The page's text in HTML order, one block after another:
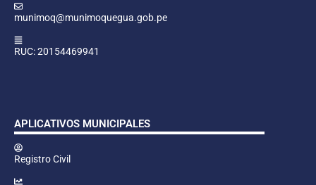
munimoq@munimoquegua.gob.pe
RUC: 20154469941
APLICATIVOS MUNICIPALES
Registro Civil